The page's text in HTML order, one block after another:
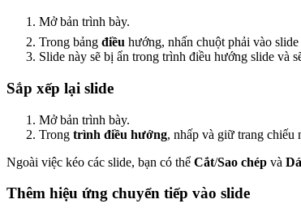
Mở bản trình bày.
Trong bảng điều hướng, nhấn chuột phải vào
Slide này sẽ bị ẩn trong trình điều hướng slide và
Sắp xếp lại slide
Mở bản trình bày.
Trong trình điều hướng, nhấp và giữ trang chiếu
Ngoài việc kéo các slide, bạn có thể Cắt/Sao chép và
Thêm hiệu ứng chuyển tiếp vào slide